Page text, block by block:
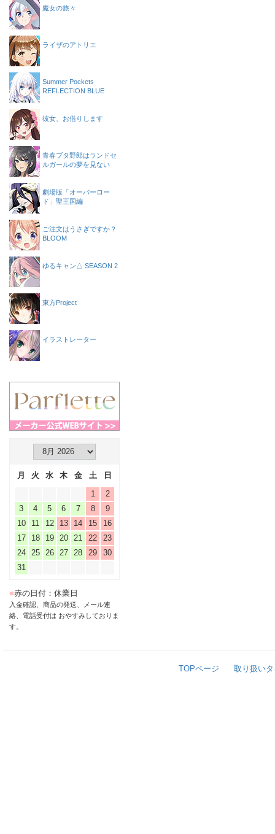
魔女の旅々
ライザのアトリエ
Summer Pockets
REFLECTION BLUE
彼女、お借りします
青春ブタ野郎はランドセ
ルガールの夢を見ない
劇場版「オーバーロー
ド」聖王国編
ご注文はうさぎですか？
BLOOM
ゆるキャン△ SEASON 2
東方Project
イラストレーター
月 火 水 木 金 土
日
1
2
3
4 5 6 7 8
9
10
11 12 13 14 15
16
17
18 19 20 21 22
23
24
25 26 27 28 29
30
31
■赤の日付：休業日
入金確認、商品の発送、メール連
絡、電話受付は おやすみしておりま
す。
TOPページ 取り扱い